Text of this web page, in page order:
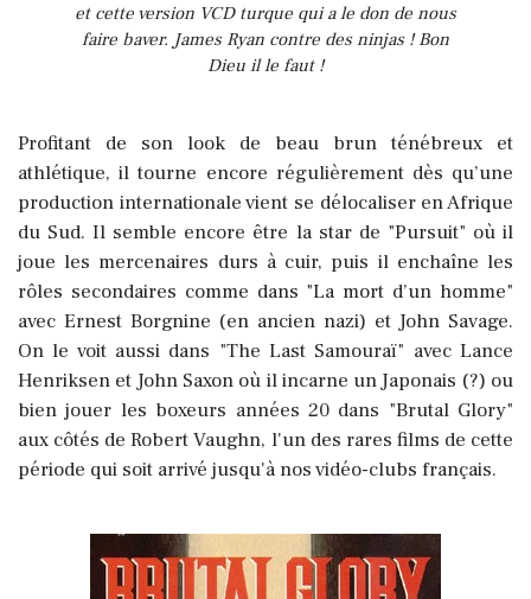
et cette version VCD turque qui a le don de nous
faire baver. James Ryan contre des ninjas ! Bon
Dieu il le faut !
Profitant de son look de beau brun ténébreux et
athlétique, il tourne encore régulièrement dès qu’une
production internationale vient se délocaliser en Afrique
du Sud. Il semble encore être la star de "Pursuit" où il
joue les mercenaires durs à cuir, puis il enchaîne les
rôles secondaires comme dans "La mort d’un homme"
avec Ernest Borgnine (en ancien nazi) et John Savage.
On le voit aussi dans "The Last Samouraï" avec Lance
Henriksen et John Saxon où il incarne un Japonais (?) ou
bien jouer les boxeurs années 20 dans "Brutal Glory"
aux côtés de Robert Vaughn, l'un des rares films de cette
période qui soit arrivé jusqu'à nos vidéo-clubs français.